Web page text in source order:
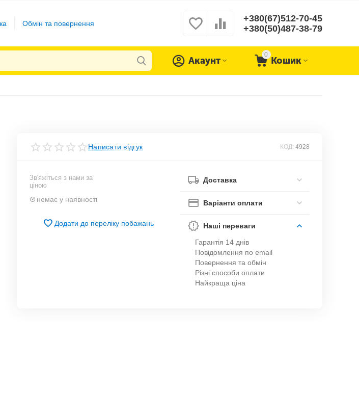
Обмін та повернення
+380(67)512-70-45
+380(50)487-38-79
0
Кошик
Акаунт
Написати відгук КОД: 4928
Зв'яжіться з нами за
ціною
немає у наявності
Додати до переліку побажань
Доставка
Варіанти оплати
Наші переваги
Гарантія 14 днів
Повідомлення по email
Повернення та обмін
Різні способи оплати
Найкраща ціна